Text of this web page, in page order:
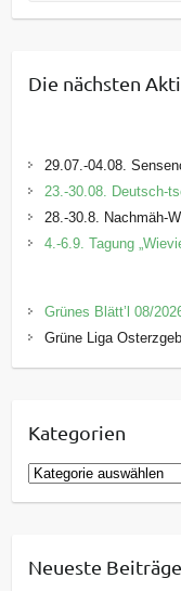
Die nächsten
29.07.-04.08.
23.-30.08. Deutsch-
28.-30.8. Nachmäh-
4.-6.9. Tagung
Grünes Blätt’l 08/
Grüne Liga
Kategorien
K
a
g
Neueste Beiträge